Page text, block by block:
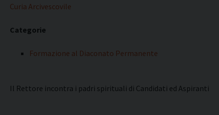
Curia Arcivescovile
Categorie
Formazione al Diaconato Permanente
Il Rettore incontra i padri spirituali di Candidati ed Aspiranti